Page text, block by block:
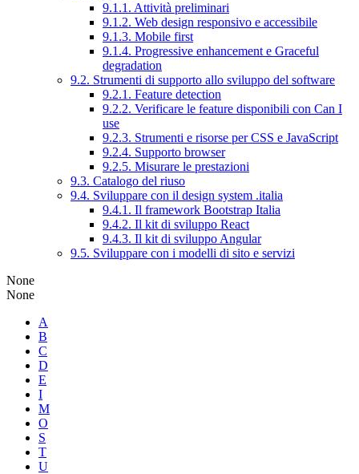
9.1.1. Attività preliminari
9.1.2. Web design responsivo e accessibile
9.1.3. Mobile first
9.1.4. Progressive enhancement e Graceful
degradation
9.2. Strumenti di supporto allo sviluppo del software
9.2.1. Feature detection
9.2.2. Verificare le feature disponibili con Can I
use
9.2.3. Strumenti e risorse per CSS e JavaScript
9.2.4. Supporto browser
9.2.5. Misurare le prestazioni
9.3. Catalogo del riuso
9.4. Sviluppare con il design system .italia
9.4.1. Il framework Bootstrap Italia
9.4.2. Il kit di sviluppo React
9.4.3. Il kit di sviluppo Angular
9.5. Sviluppare con i modelli di sito e servizi
None
None
A
B
C
D
E
I
M
O
S
T
U